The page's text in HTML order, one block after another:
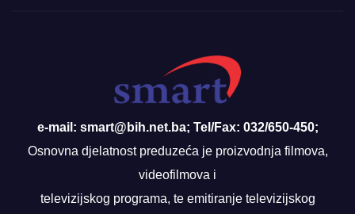
e-mail: smart@bih.net.ba; Tel/Fax: 032/650-450;
Osnovna djelatnost preduzeća je proizvodnja filmova,
videofilmova i
televizijskog programa, te emitiranje televizijskog